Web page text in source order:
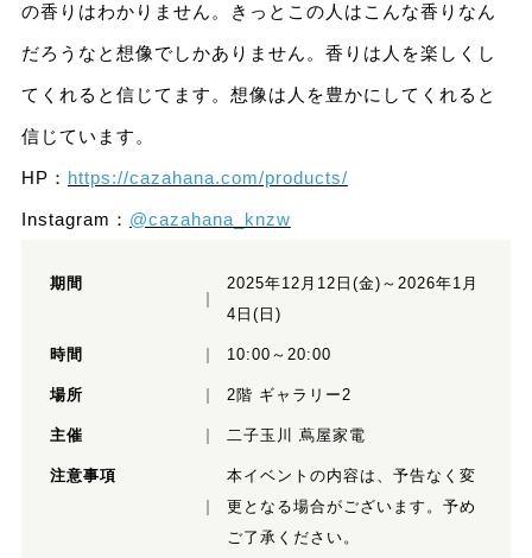
の香りはわかりません。きっとこの人はこんな香りなん
だろうなと想像でしかありません。香りは人を楽しくし
てくれると信じてます。想像は人を豊かにしてくれると
信じています。
HP： https://cazahana.com/products/
Instagram： @cazahana_knzw
期間
2025年12月12日(金)～2026年1月
4日(日)
時間 10:00～20:00
場所 2階 ギャラリー2
主催 二子玉川 蔦屋家電
注意事項
本イベントの内容は、予告なく変
更となる場合がございます。予め
ご了承ください。